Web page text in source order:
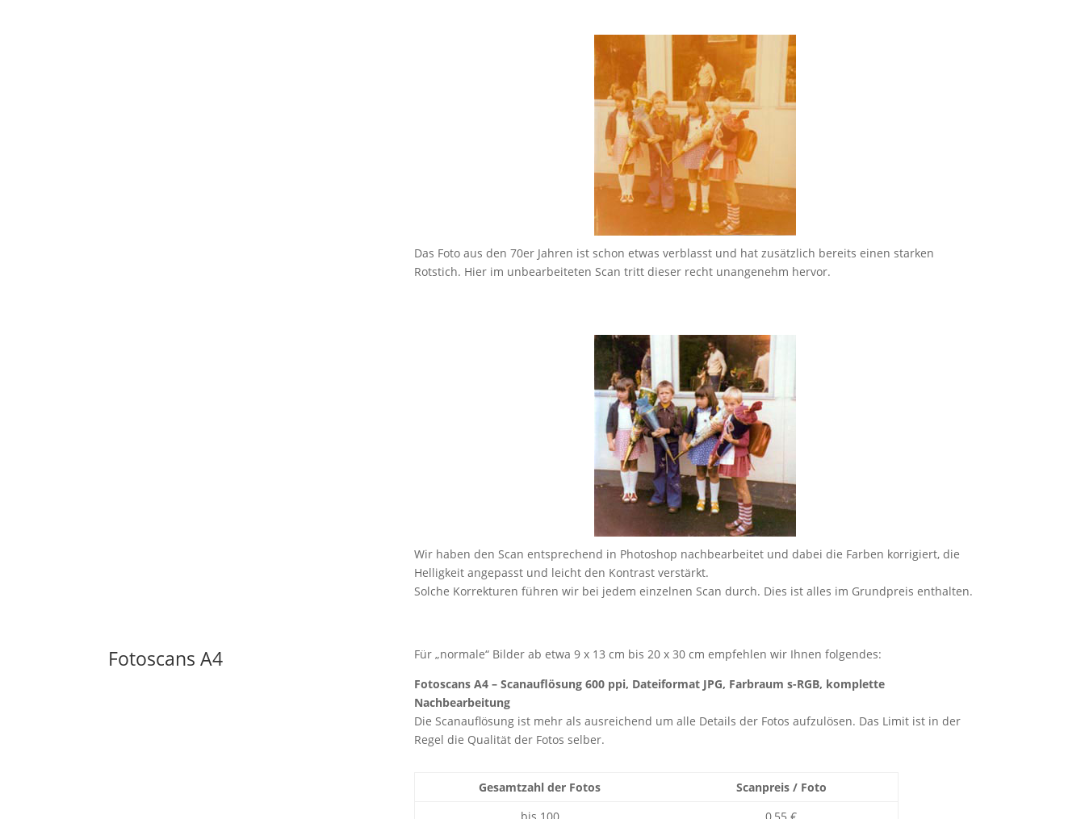
Das Foto aus den 70er Jahren ist schon etwas verblasst und hat zusätzlich bereits einen starken
Rotstich. Hier im unbearbeiteten Scan tritt dieser recht unangenehm hervor.
Wir haben den Scan entsprechend in Photoshop nachbearbeitet und dabei die Farben korrigiert, die
Helligkeit angepasst und leicht den Kontrast verstärkt.
Solche Korrekturen führen wir bei jedem einzelnen Scan durch. Dies ist alles im Grundpreis enthalten.
Fotoscans A4
Für „normale“ Bilder ab etwa 9 x 13 cm bis 20 x 30 cm empfehlen wir Ihnen folgendes:
Fotoscans A4 – Scanauflösung 600 ppi, Dateiformat JPG, Farbraum s-RGB, komplette
Nachbearbeitung
Die Scanauflösung ist mehr als ausreichend um alle Details der Fotos aufzulösen. Das Limit ist in der
Regel die Qualität der Fotos selber.
Gesamtzahl der Fotos
Scanpreis / Foto